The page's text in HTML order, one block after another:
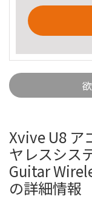
Xvive U8 ア
ヤレスシス
Guitar
の詳細情報